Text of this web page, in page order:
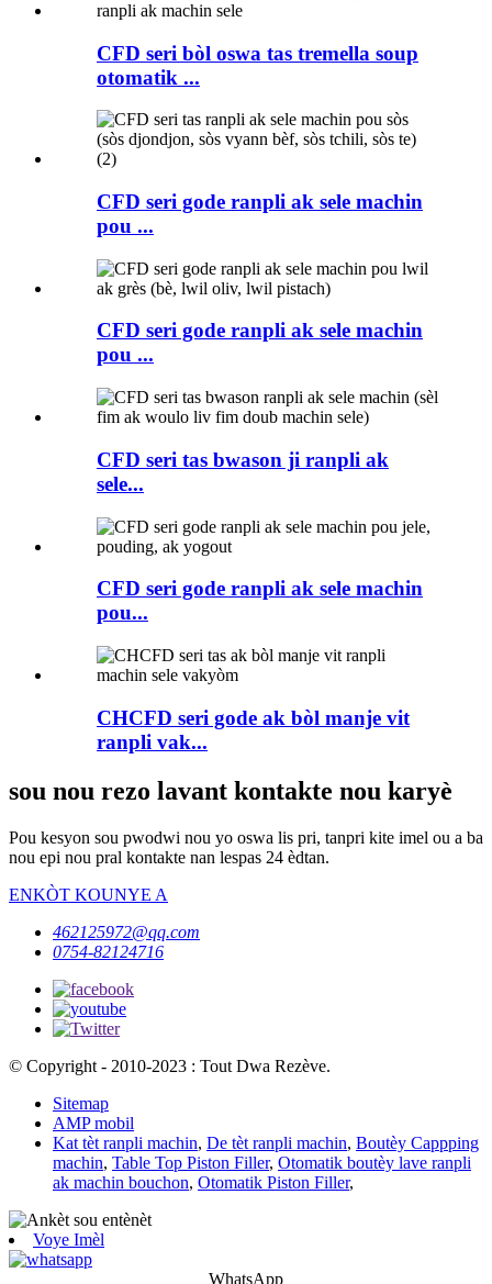
CFD seri bòl oswa tas tremella soup
otomatik ...
CFD seri gode ranpli ak sele machin
pou ...
CFD seri gode ranpli ak sele machin
pou ...
CFD seri tas bwason ji ranpli ak
sele...
CFD seri gode ranpli ak sele machin
pou...
CHCFD seri gode ak bòl manje vit
ranpli vak...
sou nou rezo lavant kontakte nou karyè
Pou kesyon sou pwodwi nou yo oswa lis pri, tanpri kite imel ou a ba
nou epi nou pral kontakte nan lespas 24 èdtan.
ENKÒT KOUNYE A
462125972@qq.com
0754-82124716
© Copyright - 2010-2023 : Tout Dwa Rezève.
Sitemap
AMP mobil
Kat tèt ranpli machin, De tèt ranpli machin, Boutèy Cappping
machin, Table Top Piston Filler, Otomatik boutèy lave ranpli
ak machin bouchon, Otomatik Piston Filler,
Voye Imèl
WhatsApp